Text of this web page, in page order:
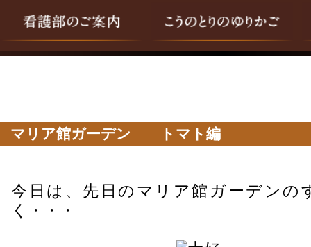
マリア館ガーデン トマト編
今日は、先日のマリア館ガーデンの
く・・・